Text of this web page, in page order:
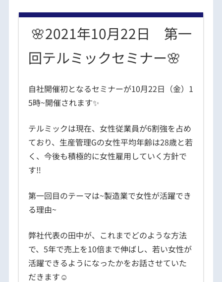
🌸2021年10月22日 第一
回テルミックセミナー🌸
自社開催初となるセミナーが10月22日（金）1
5時~開催されます✨
テルミックは現在、 女性従業員が6割強を占め
ており、生産管理Gの女性平均年齢は28歳と若
く、今後も積極的に女性雇用していく方針で
す‼
第一回目のテーマは~製造業で女性が活躍でき
る理由~
弊社代表の田中が、これまでどのような方法
で、5年で売上を10倍まで伸ばし、若い女性が
活躍できるようになったかをお話させていた
だきます☺